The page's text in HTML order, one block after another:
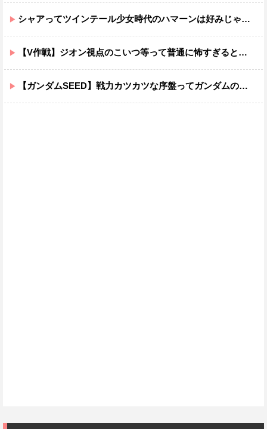
シャアってツインテール少女時代のハマーンは好みじゃなかったの？
【V作戦】ジオン視点のこいつ等って普通に怖すぎると思う…
【ガンダムSEED】戦力カツカツな序盤ってガンダムの中だと割と珍しい気がする